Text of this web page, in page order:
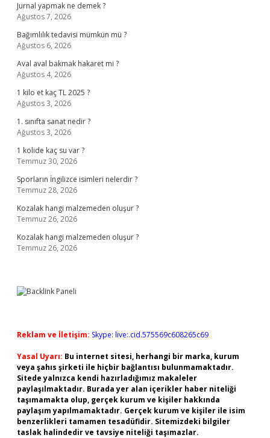
Jurnal yapmak ne demek ?
Ağustos 7, 2026
Bağımlılık tedavisi mümkün mü ?
Ağustos 6, 2026
Aval aval bakmak hakaret mi ?
Ağustos 4, 2026
1 kilo et kaç TL 2025 ?
Ağustos 3, 2026
1. sınıfta sanat nedir ?
Ağustos 3, 2026
1 kolide kaç su var ?
Temmuz 30, 2026
Sporların İngilizce isimleri nelerdir ?
Temmuz 28, 2026
Kozalak hangi malzemeden oluşur ?
Temmuz 26, 2026
Kozalak hangi malzemeden oluşur ?
Temmuz 26, 2026
Reklam ve İletişim: Skype: live:.cid.575569c608265c69
Yasal Uyarı: Bu internet sitesi, herhangi bir marka, kurum
veya şahıs şirketi ile hiçbir bağlantısı bulunmamaktadır.
Sitede yalnızca kendi hazırladığımız makaleler
paylaşılmaktadır. Burada yer alan içerikler haber niteliği
taşımamakta olup, gerçek kurum ve kişiler hakkında
paylaşım yapılmamaktadır. Gerçek kurum ve kişiler ile isim
benzerlikleri tamamen tesadüfidir. Sitemizdeki bilgiler
taslak halindedir ve tavsiye niteliği taşımazlar.